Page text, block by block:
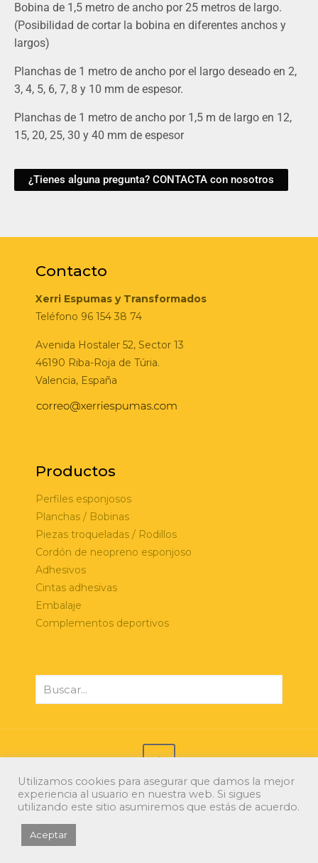
Bobina de 1,5 metro de ancho por 25 metros de largo.
(Posibilidad de cortar la bobina en diferentes anchos y
largos)
Planchas de 1 metro de ancho por el largo deseado en 2,
3, 4, 5, 6, 7, 8 y 10 mm de espesor.
Planchas de 1 metro de ancho por 1,5 m de largo en 12,
15, 20, 25, 30 y 40 mm de espesor
¿Tienes alguna pregunta? CONTACTA con nosotros
Contacto
Xerri Espumas y Transformados
Teléfono 96 154 38 74
Avenida Hostaler 52, Sector 13
46190 Riba-Roja de Túria.
Valencia, España
Productos
Perfiles esponjosos
Planchas / Bobinas
Piezas troqueladas / Rodillos
Cordón de neopreno esponjoso
Adhesivos
Cintas adhesivas
Embalaje
Complementos deportivos
© 2021 Xerri Espumas. Todos los derechos
Diseño web: Kimo
Utilizamos cookies para asegurar que damos la mejor
experiencia al usuario en nuestra web. Si sigues
utilizando este sitio asumiremos que estás de acuerdo.
Aceptar